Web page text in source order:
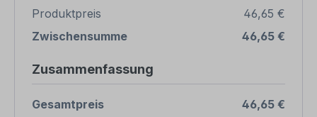
Produktpreis
46,65 €
Zwischensumme
46,65 €
Zusammenfassung
Gesamtpreis
46,65 €